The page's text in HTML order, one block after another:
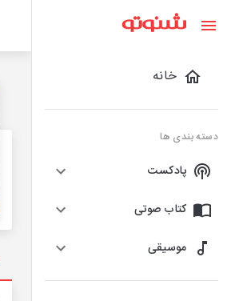
خانه
دسته بندی ها
پادکست
کتاب صوتی
موسیقی